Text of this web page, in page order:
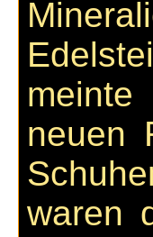
neuen
waren